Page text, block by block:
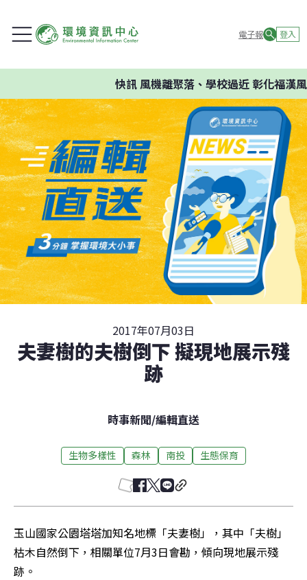
電子報 登入
快訊風機離聚落、學校過近 彰化福漢風
2017年07月03日
夫妻樹的夫樹倒下 擬現地展示殘
跡
時事新聞/編輯直送
生物多樣性 森林 南投 生態保育
玉山國家公園塔塔加知名地標「夫妻樹」，其中「夫樹」
枯木自然倒下，相關單位7月3日會勘，傾向現地展示殘
跡。